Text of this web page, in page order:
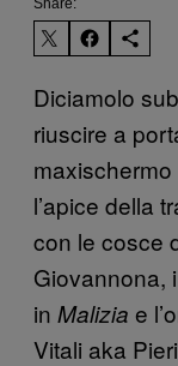
Diciamolo
riuscire a
l’apice della
con le cosce
Giovannona,
in Malizia e
Vitali aka